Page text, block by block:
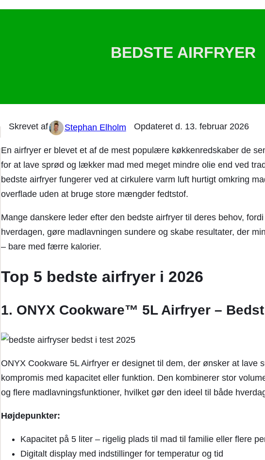
BEDSTE AIRFRYER
Stephan Elholm Opdateret d. 13. februar 2026
En airfryer er blevet et af de mest populære køkkenredskaber de
for at lave sprød og lækker mad med meget mindre olie end ved
bedste airfryer fungerer ved at cirkulere varm luft hurtigt omkring
overflade uden at bruge store mængder fedtstof.
Mange danskere leder efter den bedste airfryer til deres behov,
hverdagen, gøre madlavningen sundere og skabe resultater, der
– bare med færre kalorier.
Top 5 bedste airfryer i 2026
1. ONYX Cookware™ 5L Airfryer –
ONYX Cookware 5L Airfryer er designet til dem, der ønsker at lave
kompromis med kapacitet eller funktion. Den kombinerer stor
og flere madlavningsfunktioner, hvilket gør den ideel til både
Højdepunkter:
Kapacitet på 5 liter – rigelig plads til mad til familie eller flere
Digitalt display med indstillinger for temperatur og tid